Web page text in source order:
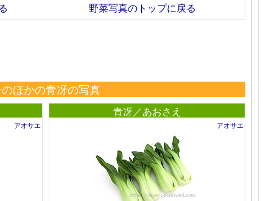
野菜写真のトップに戻る
ほかの青冴の写真
アオサエ
青冴／あおさえ
アオサエ